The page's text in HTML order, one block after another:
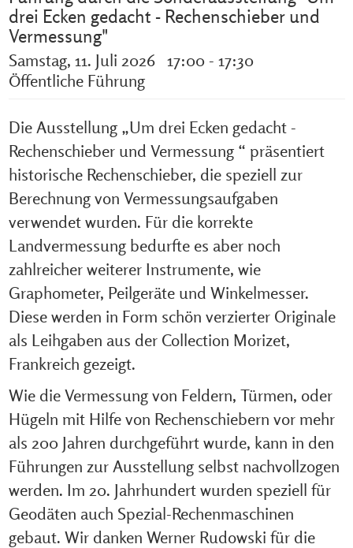
drei Ecken gedacht - Rechenschieber und
Vermessung"
Samstag, 11. Juli 2026 17:00 - 17:30
Öffentliche Führung
Die Ausstellung „Um drei Ecken gedacht -
Rechenschieber und Vermessung “ präsentiert
historische Rechenschieber, die speziell zur
Berechnung von Vermessungsaufgaben
verwendet wurden. Für die korrekte
Landvermessung bedurfte es aber noch
zahlreicher weiterer Instrumente, wie
Graphometer, Peilgeräte und Winkelmesser.
Diese werden in Form schön verzierter Originale
als Leihgaben aus der Collection Morizet,
Frankreich gezeigt.
Wie die Vermessung von Feldern, Türmen, oder
Hügeln mit Hilfe von Rechenschiebern vor mehr
als 200 Jahren durchgeführt wurde, kann in den
Führungen zur Ausstellung selbst nachvollzogen
werden. Im 20. Jahrhundert wurden speziell für
Geodäten auch Spezial-Rechenmaschinen
gebaut. Wir danken Werner Rudowski für die